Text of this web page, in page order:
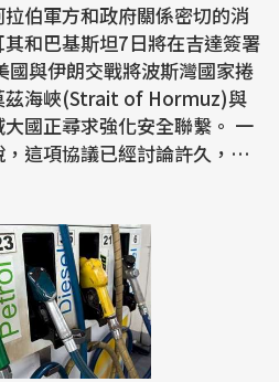
伯軍方和政府關係密切的消
和巴基斯坦7日將在吉達簽署
茲海峽(Strait of Hormuz)與
正尋求強化安全聯繫。 一
這項協議已經討論許久，